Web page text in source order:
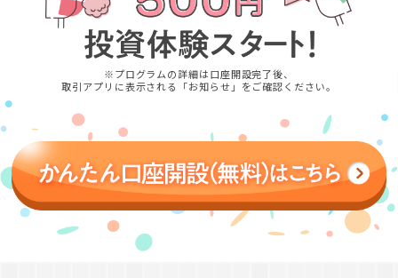
※プログラムの詳細は口座開設完了後、
取引アプリに表示される「お知らせ」をご確認ください。